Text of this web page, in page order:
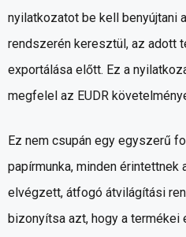
nyilatkozatot be kell benyújtani
rendszerén keresztül, az adott
exportálása előtt. Ez a
megfelel az EUDR
Ez nem csupán egy egyszerű
papírmunka, minden
elvégzett, átfogó átvilágítási
bizonyítsa azt, hogy a termékei